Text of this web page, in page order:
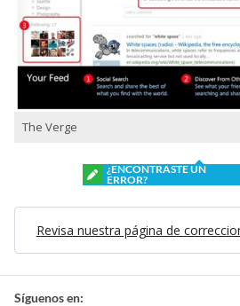
The Verge
¿ENCONTRASTE UN
ERROR?
Revisa nuestra página de
Síguenos en: